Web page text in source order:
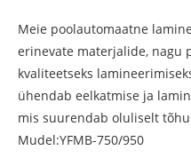
Meie poolautomaatne
erinevate materjalide, nagu
kvaliteetseks
ühendab eelkatmise ja
mis suurendab oluliselt
Mudel:YFMB-750/950